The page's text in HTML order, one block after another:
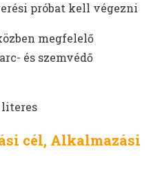
próbat kell végezni
megfelelő
és szemvédő
literes
cél, Alkalmazási